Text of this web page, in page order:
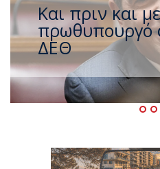
Έρχεται νέο
ζέστης με 40
– Ο καιρός